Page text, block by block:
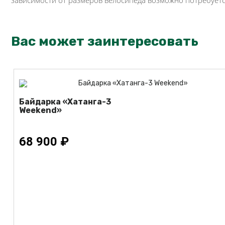
Вас может заинтересовать
Байдарка «Хатанга-3
Weekend»
68 900 ₽